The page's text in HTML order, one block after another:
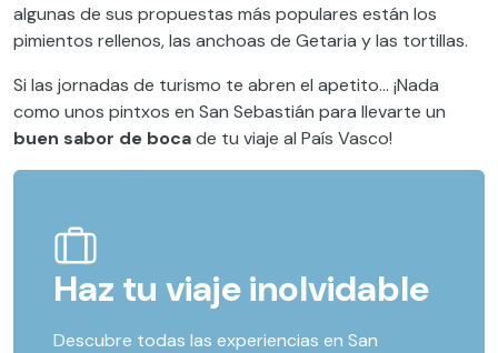
algunas de sus propuestas más populares están los
pimientos rellenos, las anchoas de Getaria y las tortillas.
Si las jornadas de turismo te abren el apetito… ¡Nada
como unos pintxos en San Sebastián para llevarte un
buen sabor de bocade tu viaje al País Vasco!
Haz tu viaje inolvidable
Descubre todas las experiencias en San